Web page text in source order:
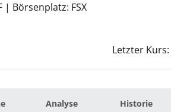
| Börsenplatz: FSX
Letzter Kurs:
Analyse Historie